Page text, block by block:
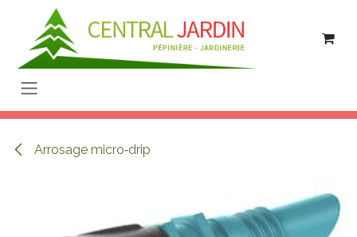
Se rendre au contenu
Arrosage micro‑drip